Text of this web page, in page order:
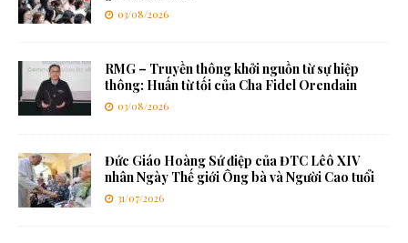
03/08/2026
RMG – Truyền thông khởi nguồn từ sự hiệp
thông: Huấn từ tối của Cha Fidel Orendain
03/08/2026
Đức Giáo Hoàng Sứ điệp của ĐTC Lêô XIV
nhân Ngày Thế giới Ông bà và Người Cao tuổi
31/07/2026